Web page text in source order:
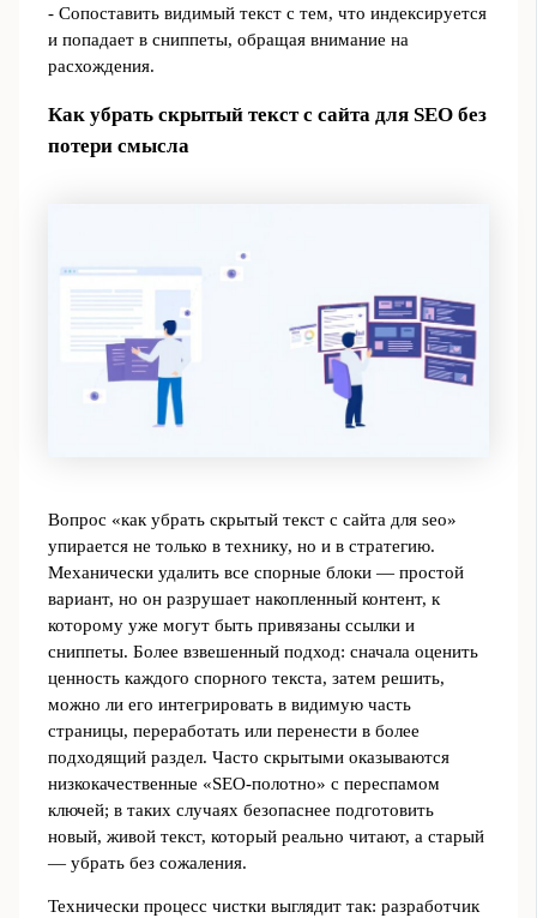
- Сопоставить видимый текст с тем, что индексируется
и попадает в сниппеты, обращая внимание на
расхождения.
Как убрать скрытый текст с сайта для SEO без
потери смысла
Вопрос «как убрать скрытый текст с сайта для seo»
упирается не только в технику, но и в стратегию.
Механически удалить все спорные блоки ― простой
вариант, но он разрушает накопленный контент, к
которому уже могут быть привязаны ссылки и
сниппеты. Более взвешенный подход: сначала оценить
ценность каждого спорного текста, затем решить,
можно ли его интегрировать в видимую часть
страницы, переработать или перенести в более
подходящий раздел. Часто скрытыми оказываются
низкокачественные «SEO-полотно» с переспамом
ключей; в таких случаях безопаснее подготовить
новый, живой текст, который реально читают, а старый
— убрать без сожаления.
Технически процесс чистки выглядит так: разработчик